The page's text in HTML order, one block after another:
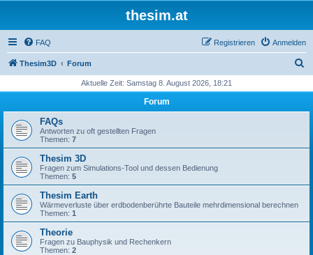
thesim.at
FAQ Anmelden
Registrieren
Thesim3D Forum
h
Aktuelle Zeit: Samstag 8. August 2026, 18:21
Forum
FAQs
Antworten zu oft gestellten Fragen
Themen: 7
Thesim 3D
Fragen zum Simulations-Tool und dessen Bedienung
Themen: 5
Thesim Earth
Wärmeverluste über erdbodenberührte Bauteile mehrdimensional berechnen
Themen: 1
Theorie
Fragen zu Bauphysik und Rechenkern
Themen: 2